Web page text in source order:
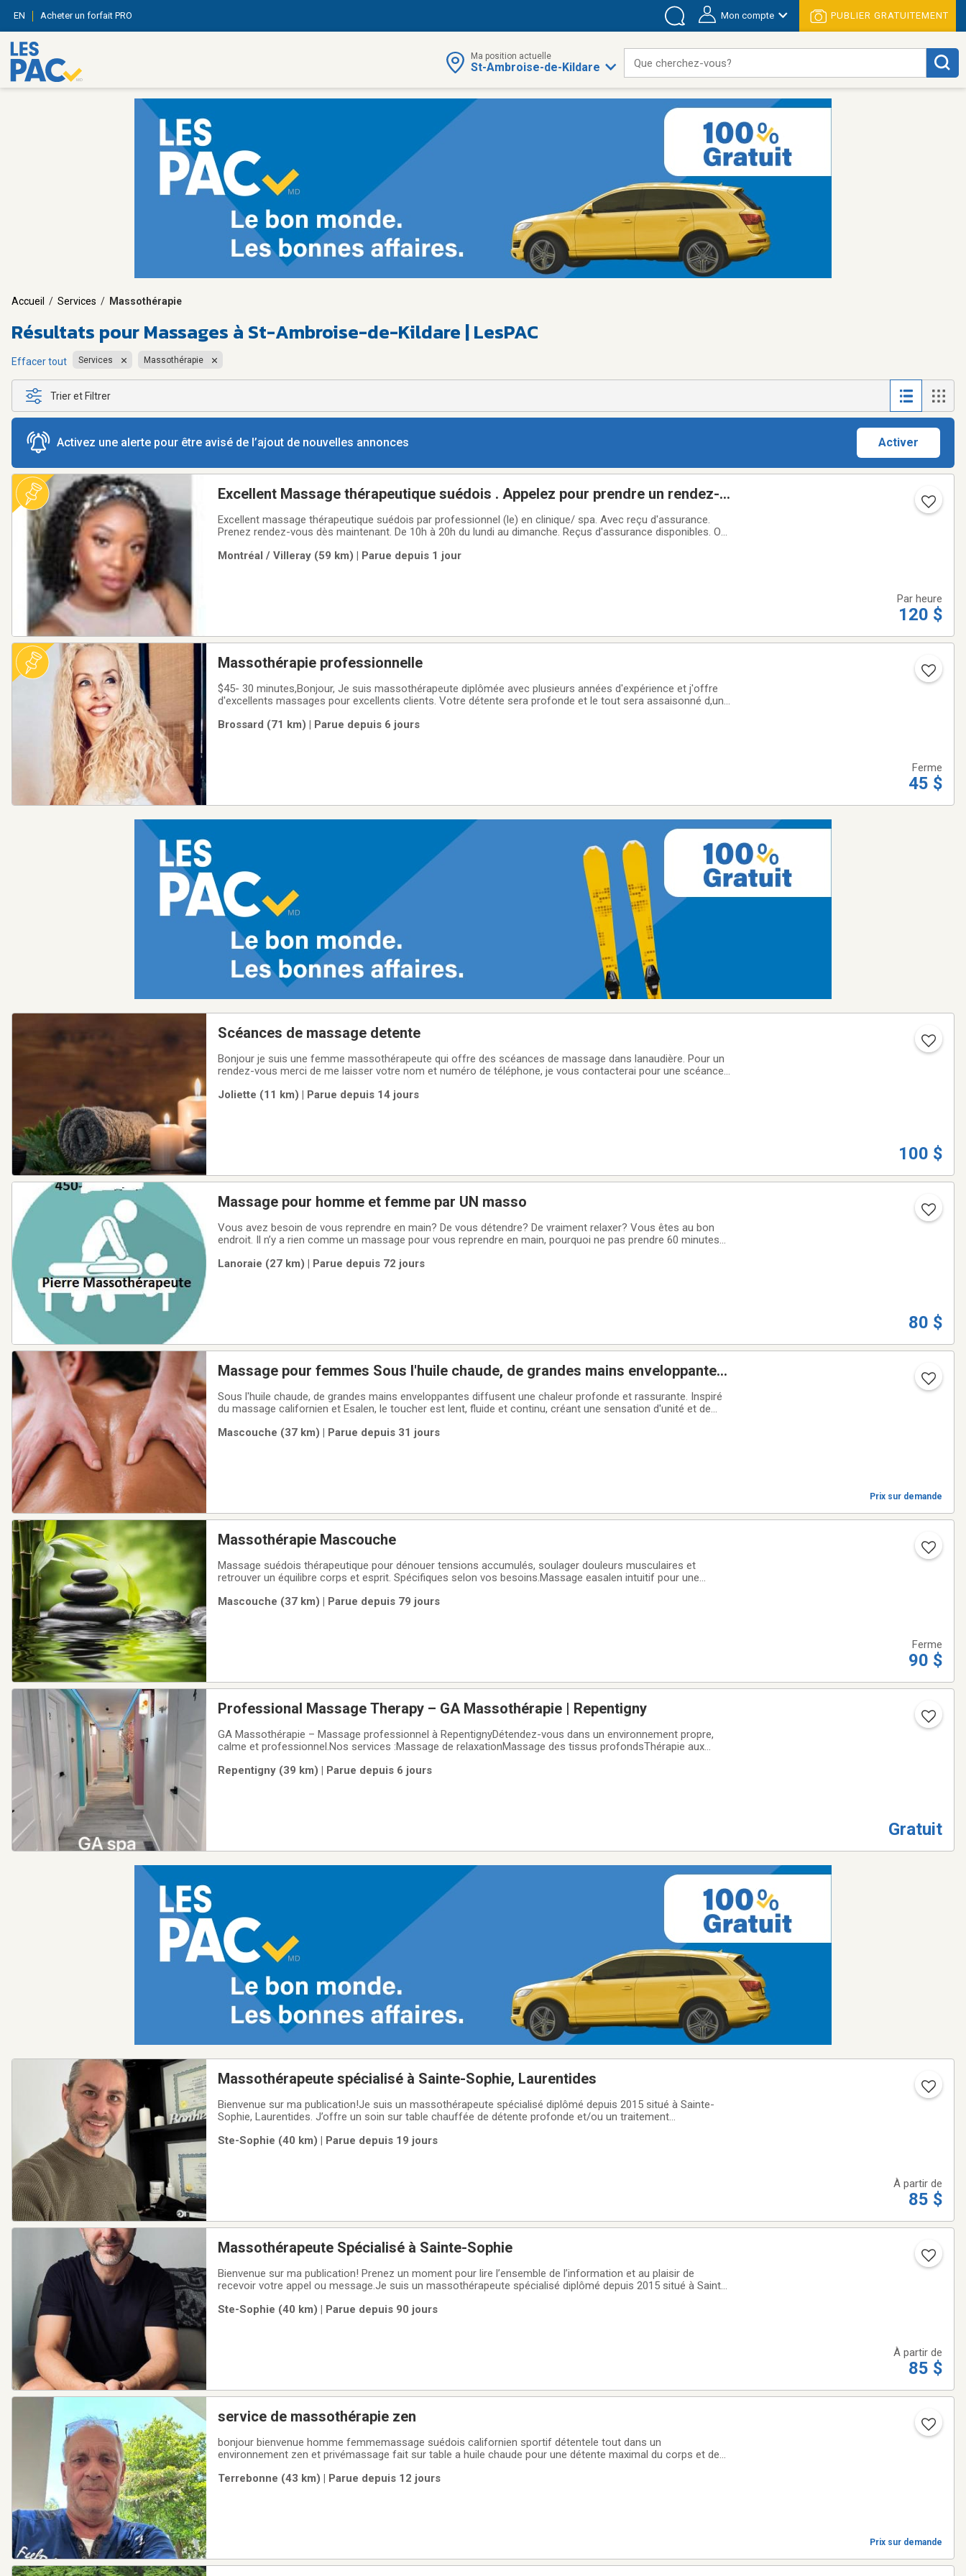
EN Acheter un forfait PRO Mon compte PUBLIER GRATUITEMENT
Ma position actuelle
St-Ambroise-de-Kildare Que cherchez-vous?
Accueil / Services / Massothérapie
Résultats pourMassages à St-Ambroise-de-Kildare | LesPAC
Effacer tout Services Massothérapie
Trier et Filtrer
Activez une alerte pour être avisé de l’ajout de nouvelles annonces Activer
Excellent Massage thérapeutique suédois . Appelez pour prendre un rendez-
Excellent massage thérapeutique suédois par professionnel (le) en clinique/ spa. Avec reçu d'assurance.
Prenez rendez-vous dès maintenant. De 10h à 20h du lundi au dimanche. Reçus d'assurance disponibles. On
Montréal / Villeray (59 km) | Parue depuis 1 jour
Par heure
120 $
Massothérapie professionnelle
$45- 30 minutes,Bonjour, Je suis massothérapeute diplômée avec plusieurs années d'expérience et j'offre
d'excellents massages pour excellents clients. Votre détente sera profonde et le tout sera assaisonné d,une
me rejoindre tous les jours
Brossard (71 km) | Parue depuis 6 jours
Ferme
45 $
Scéances de massage detente
Bonjour je suis une femme massothérapeute qui offre des scéances de massage dans lanaudière. Pour un
rendez-vous merci de me laisser votre nom et numéro de téléphone, je vous contacterai pour une scéance
am- 21:00 pm Fin de semaine sur
Joliette (11 km) | Parue depuis 14 jours
100 $
Massage pour homme et femme par UN masso
Vous avez besoin de vous reprendre en main? De vous détendre? De vraiment relaxer? Vous êtes au bon
endroit. Il n’y a rien comme un massage pour vous reprendre en main, pourquoi ne pas prendre 60 minutes
d’être plus productif, tout en étant plus
Lanoraie (27 km) | Parue depuis 72 jours
80 $
Massage pour femmes Sous l'huile chaude, de grandes mains enveloppantes
e
Sous l'huile chaude, de grandes mains enveloppantes diffusent une chaleur profonde et rassurante. Inspiré
du massage californien et Esalen, le toucher est lent, fluide et continu, créant une sensation d'unité et de
naturellement, tandis que la pression,
Mascouche (37 km) | Parue depuis 31 jours
Prix sur demande
Massothérapie Mascouche
Massage suédois thérapeutique pour dénouer tensions accumulés, soulager douleurs musculaires et
retrouver un équilibre corps et esprit. Spécifiques selon vos besoins.Massage easalen intuitif pour une
douce , moyenne ou forte selon vos
Mascouche (37 km) | Parue depuis 79 jours
Ferme
90 $
Professional Massage Therapy – GA Massothérapie | Repentigny
GA Massothérapie – Massage professionnel à RepentignyDétendez-vous dans un environnement propre,
calme et professionnel.Nos services :Massage de relaxationMassage des tissus profondsThérapie aux
J6A 2R5📞 Téléphone :450-808-6322🕘 Heures
Repentigny (39 km) | Parue depuis 6 jours
Gratuit
Massothérapeute spécialisé à Sainte-Sophie, Laurentides
Bienvenue sur ma publication!Je suis un massothérapeute spécialisé diplômé depuis 2015 situé à Sainte-
Sophie, Laurentides. J’offre un soin sur table chauffée de détente profonde et/ou un traitement
tarifs et mon horaire se trouve en photo et
Ste-Sophie (40 km) | Parue depuis 19 jours
À partir de
85 $
Massothérapeute Spécialisé à Sainte-Sophie
Bienvenue sur ma publication! Prenez un moment pour lire l’ensemble de l’information et au plaisir de
recevoir votre appel ou message.Je suis un massothérapeute spécialisé diplômé depuis 2015 situé à Sainte-
thérapeutique visant des pathologies
Ste-Sophie (40 km) | Parue depuis 90 jours
À partir de
85 $
service de massothérapie zen
bonjour bienvenue homme femmemassage suédois californien sportif détentele tout dans un
environnement zen et privémassage fait sur table a huile chaude pour une détente maximal du corps et de
seulement samedi et dimanche sur semaine selon ma
Terrebonne (43 km) | Parue depuis 12 jours
Prix sur demande